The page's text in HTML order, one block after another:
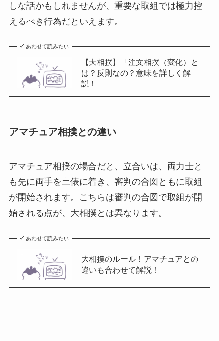
しな話かもしれませんが、重要な取組では極力控
えるべき行為だといえます。
あわせて読みたい
【大相撲】「注文相撲（変化）と
は？反則なの？意味を詳しく解
説！
アマチュア相撲との違い
アマチュア相撲の場合だと、立合いは、両力士と
も先に両手を土俵に着き、審判の合図ともに取組
が開始されます。こちらは審判の合図で取組が開
始される点が、大相撲とは異なります。
あわせて読みたい
大相撲のルール！アマチュアとの
違いも合わせて解説！